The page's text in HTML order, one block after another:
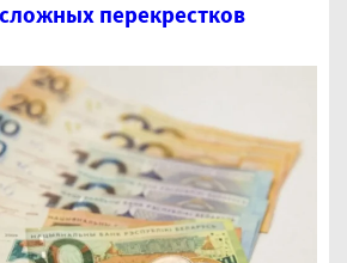
перекрестков